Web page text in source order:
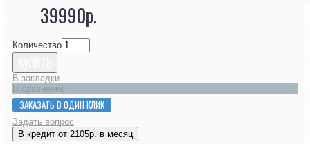
39990р.
Количество
В закладки
В сравнение
ЗАКАЗАТЬ В ОДИН КЛИК
Задать вопрос
В кредит от 2105р. в месяц